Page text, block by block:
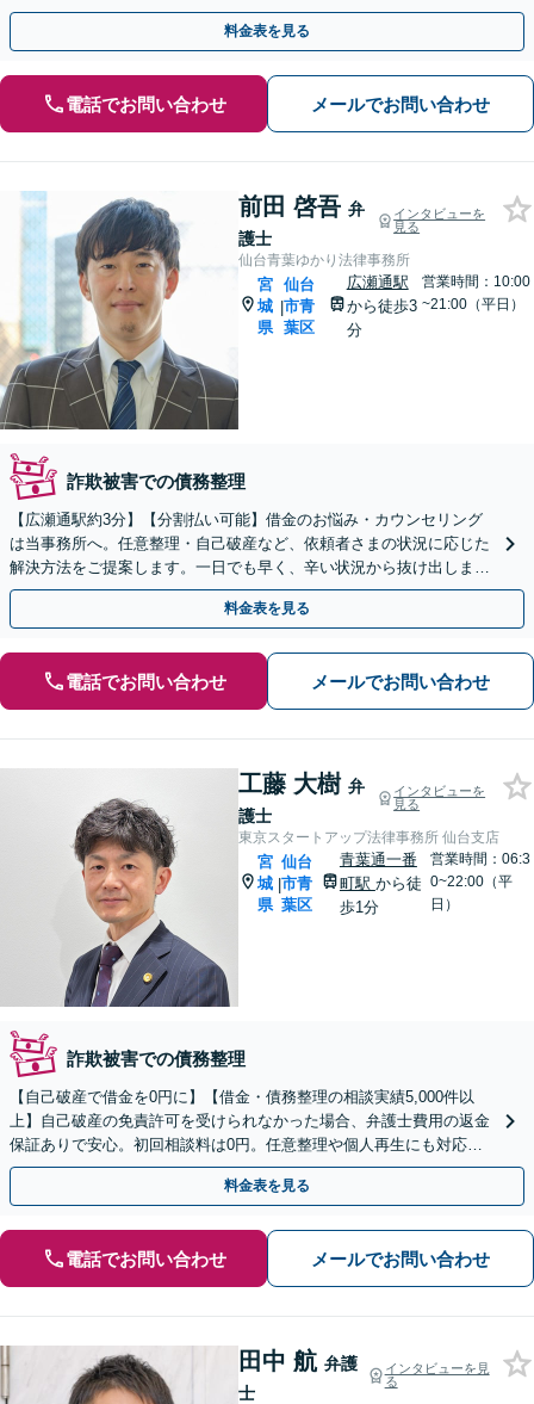
に応じ、最善の方法をご提案【青葉通一番町駅徒歩5分】
料金表を見る
電話でお問い合わせ メールでお問い合わせ
前田 啓吾 弁
護士
インタビューを
見る
仙台青葉ゆかり法律事務所
宮
城
県
|
仙台
市青
葉区
広瀬通駅
から徒歩3
分
営業時間：10:00
~21:00（平日）
詐欺被害での債務整理
【広瀬通駅約3分】【分割払い可能】借金のお悩み・カウンセリング
は当事務所へ。任意整理・自己破産など、依頼者さまの状況に応じた
解決方法をご提案します。一日でも早く、辛い状況から抜け出しまし
ょう！【初回60分無料相談】【電話・LINE相談可】
料金表を見る
電話でお問い合わせ メールでお問い合わせ
工藤 大樹 弁
護士
インタビューを
見る
東京スタートアップ法律事務所 仙台支店
宮
城
県
|
仙台
市青
葉区
青葉通一番
町駅 から徒
歩1分
営業時間：06:3
0~22:00（平
日）
詐欺被害での債務整理
【自己破産で借金を0円に】【借金・債務整理の相談実績5,000件以
上】自己破産の免責許可を受けられなかった場合、弁護士費用の返金
保証ありで安心。初回相談料は0円。任意整理や個人再生にも対応
【土日祝日・夜間も相談受付】【費用の分割払い可】
料金表を見る
電話でお問い合わせ メールでお問い合わせ
田中 航 弁護
士
インタビューを見
る